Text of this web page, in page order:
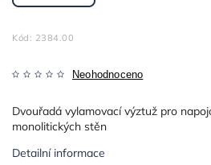
Kód: 2384.00
Neohodnoceno
Dvouřadá vylamovací výztuž pro
monolitických stěn
Detailní informace